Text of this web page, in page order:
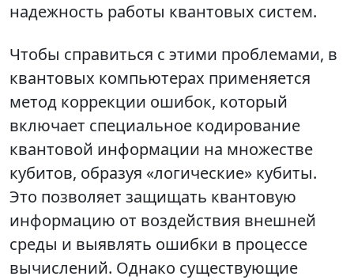
надежность работы квантовых систем.
Чтобы справиться с этими проблемами, в
квантовых компьютерах применяется
метод коррекции ошибок, который
включает специальное кодирование
квантовой информации на множестве
кубитов, образуя «логические» кубиты.
Это позволяет защищать квантовую
информацию от воздействия внешней
среды и выявлять ошибки в процессе
вычислений. Однако существующие